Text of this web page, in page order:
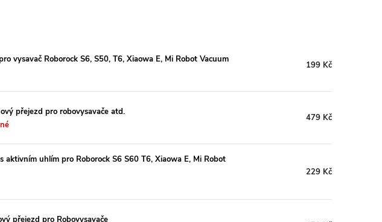
vysavač Roborock S6, S50, T6, Xiaowa E, Mi Robot Vacuum
199 Kč
přejezd pro robovysavače atd.
479 Kč
aktivním uhlím pro Roborock S6 S60 T6, Xiaowa E, Mi Robot
229 Kč
přejezd pro Robovysavače